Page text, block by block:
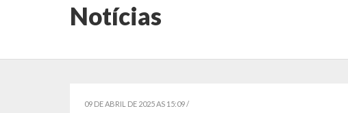
Notícias
09 DE ABRIL DE 2025 AS 15:09 /